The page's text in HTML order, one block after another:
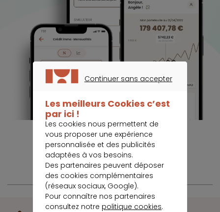
Continuer sans accepter
Les meilleurs Cookies c’est
par ici !
Les cookies nous permettent de
vous proposer une expérience
personnalisée et des publicités
adaptées à vos besoins.
Des partenaires peuvent déposer
des cookies complémentaires
(réseaux sociaux, Google).
Pour connaître nos partenaires
consultez notre politique cookies.